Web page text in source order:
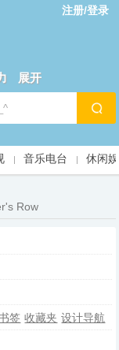
注册/登录
展开
音乐电台 休闲
Row
签 收藏夹 设计导航